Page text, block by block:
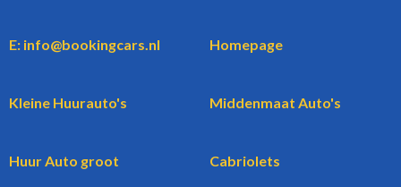
E: info@bookingcars.nl Homepage
Kleine Huurauto's Middenmaat Auto's
Huur Auto groot Cabriolets